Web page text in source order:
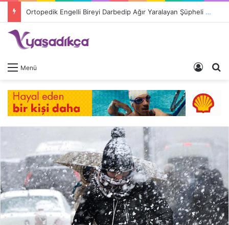
Ortopedik Engelli Bireyi Darbedip Ağır Yaralayan Şüpheli Tutuklandı
Menü Giriş